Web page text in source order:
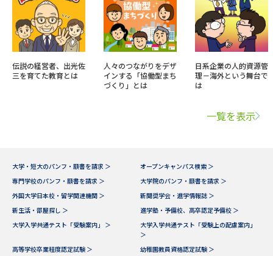
伝説の経営者、出光佐
三を育てた教育とは
人々のつながりをデザ
インする「協働型まち
づくり」とは
日系企業の人的資源管
理－海外という舞台で
は
一覧を表示
大学・短大のパンフ・願書を請求 ＞
オープンキャンパス検索 ＞
専門学校のパンフ・願書を請求 ＞
大学院のパンフ・願書を請求 ＞
外国大学日本校・留学関連機関 ＞
新聞奨学会・進学情報誌 ＞
新生活・部屋探し ＞
進学塾・予備校、高卒認定予備校 ＞
大学入学共通テスト「受験案内」 ＞
大学入学共通テスト「受験上の配慮案内」
＞
高等学校卒業程度認定試験 ＞
幼稚園教員資格認定試験 ＞